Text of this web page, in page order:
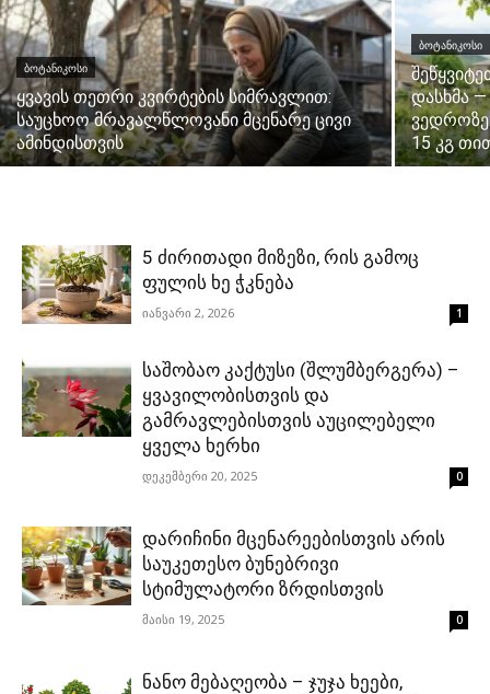
ᲑᲝᲢᲐᲜᲘᲙᲝᲡᲘ
ყვავის თეთრი კვირტების სიმრავლით:
საუცხოო მრავალწლოვანი მცენარე ცივი
ამინდისთვის
ᲑᲝᲢᲐᲜᲘᲙᲝᲡᲘ
დასხმა
ვედროზე:
15 კგ
5 ძირითადი მიზეზი, რის გამოც
ფულის ხე ჭკნება
იანვარი 2, 2026 1
საშობაო კაქტუსი (შლუმბერგერა) –
ყვავილობისთვის და
გამრავლებისთვის აუცილებელი
ყველა ხერხი
დეკემბერი 20, 2025 0
დარიჩინი მცენარეებისთვის არის
საუკეთესო ბუნებრივი
სტიმულატორი ზრდისთვის
მაისი 19, 2025 0
ნანო მებაღეობა – ჯუჯა ხეები,